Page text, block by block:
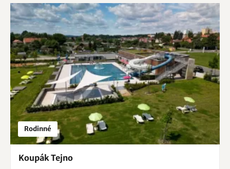
Rodinné
Koupák Tejno